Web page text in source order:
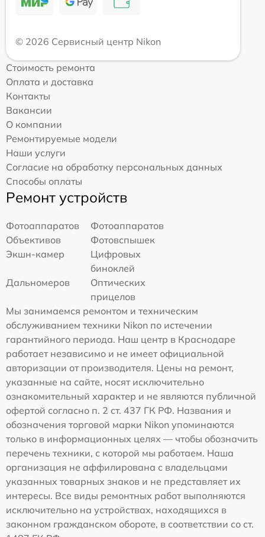
© 2026 Сервисный центр Nikon
Стоимость ремонта
Оплата и доставка
Контакты
Вакансии
О компании
Ремонтируемые модели
Наши услуги
Согласие на обработку персональных данных
Способы оплаты
Ремонт устройств
Фотоаппаратов
Фотоаппаратов
Объективов
Фотовспышек
Экшн-камер
Цифровых
биноклей
Дальномеров
Оптических
прицелов
Мы занимаемся ремонтом и техническим
обслуживанием техники Nikon по истечении
гарантийного периода. Наш центр в Краснодаре
работает независимо и не имеет официальной
авторизации от производителя. Цены на ремонт,
указанные на сайте, носят исключительно
ознакомительный характер и не являются публичной
офертой согласно п. 2 ст. 437 ГК РФ. Названия и
обозначения торговой марки Nikon упоминаются
только в информационных целях — чтобы обозначить
перечень техники, с которой мы работаем. Наша
организация не аффилирована с владельцами
указанных товарных знаков и не представляет их
интересы. Все виды ремонтных работ выполняются
исключительно на устройствах, находящихся в
законном гражданском обороте, в соответствии со ст.